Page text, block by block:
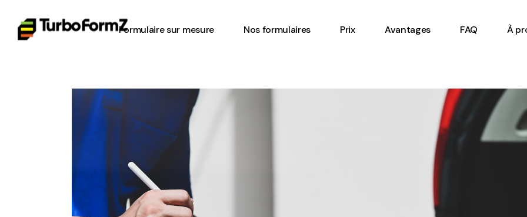
Formulaire sur mesure Nos formulaires Prix Avantages FAQ À
Feuille de temps en ligne